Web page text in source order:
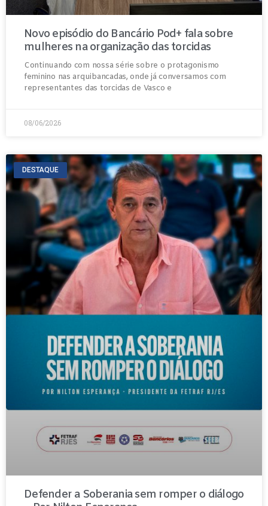
Novo episódio do Bancário Pod+ fala sobre
mulheres na organização das torcidas
Continuando com nossa série sobre o protagonismo
feminino nas arquibancadas, onde já conversamos com
representantes das torcidas de Vasco e
08/06/2026
DESTAQUE
Defender a Soberania sem romper o diálogo